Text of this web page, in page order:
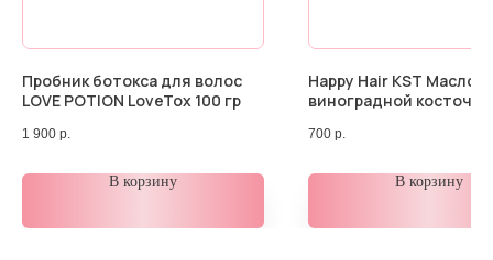
Пробник ботокса для волос
LOVE POTION LoveTox 100 гр
1 900 р.
В корзину
Happy Hair KST Масло
виноградной
700 р.
В корзину